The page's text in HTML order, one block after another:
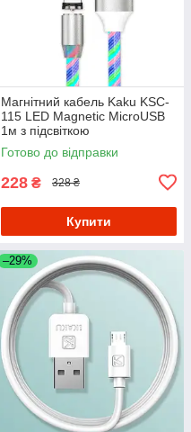
Магнітний кабель Kaku KSC-
115 LED Magnetic MicroUSB
1м з підсвіткою
Готово до відправки
228 ₴ 328 ₴
Купити
–29%